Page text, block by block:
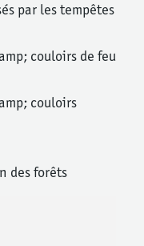
par les tempêtes
couloirs de feu
couloirs
des forêts